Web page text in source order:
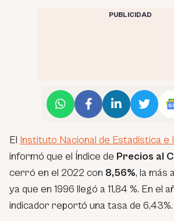
PUBLICIDAD
El Instituto Nacional de Estadística e
informó que el Índice de Precios al
cerró en el 2022 con 8,56%, la más
ya que en 1996 llegó a 11,84 %. En el
indicador reportó una tasa de 6,43%.